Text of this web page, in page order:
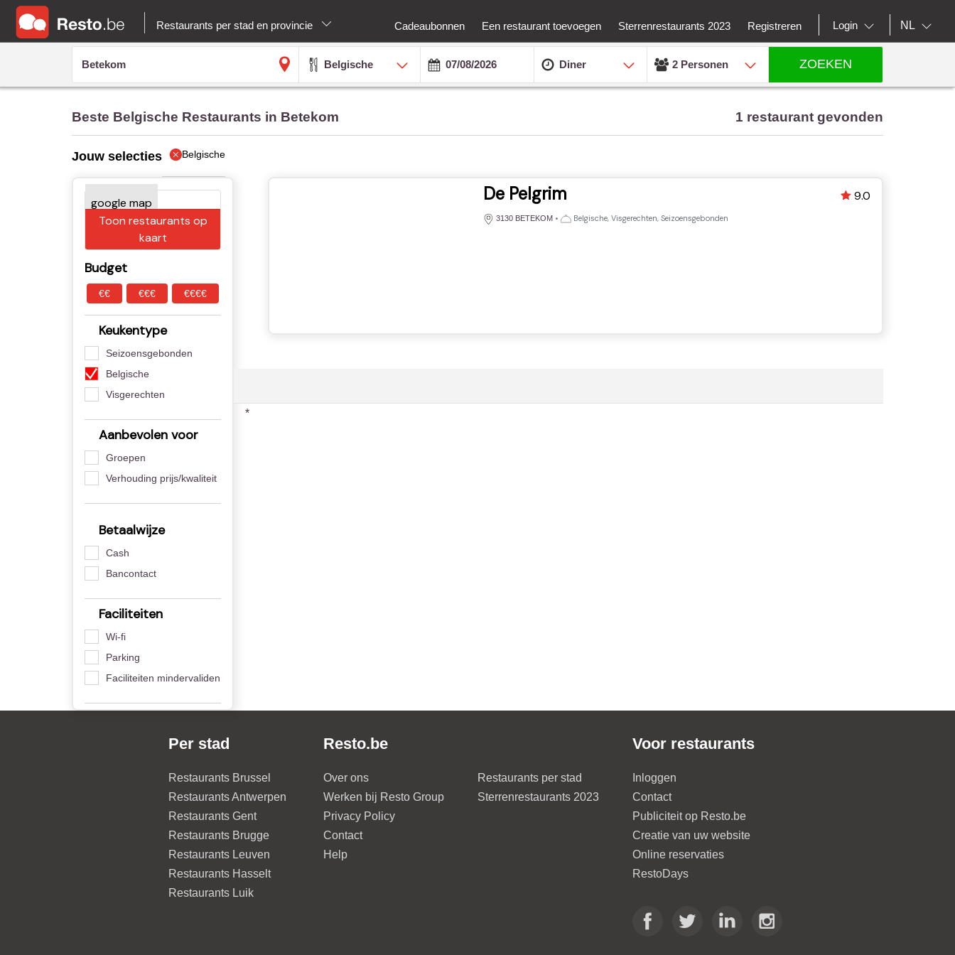
Restaurants per stad en provincie Cadeaubonnen Een restaurant toevoegen Sterrenrestaurants 2023 Registreren Login NL
Belgische Diner 2 Personen ZOEKEN
Beste Belgische Restaurants in Betekom 1 restaurant gevonden
Jouw selecties Belgische
Toon restaurants op
kaart
Budget
€€ €€€ €€€€
Keukentype
Seizoensgebonden
Belgische
Visgerechten
Aanbevolen voor
Groepen
Verhouding prijs/kwaliteit
Betaalwijze
Cash
Bancontact
Faciliteiten
Wi-fi
Parking
Faciliteiten mindervaliden
De Pelgrim
3130 BETEKOM • Belgische, Visgerechten, Seizoensgebonden
9.0
*
Per stad
Restaurants Brussel
Restaurants Antwerpen
Restaurants Gent
Restaurants Brugge
Restaurants Leuven
Restaurants Hasselt
Restaurants Luik
Resto.be
Over ons
Werken bij Resto Group
Privacy Policy
Contact
Help
Restaurants per stad
Sterrenrestaurants 2023
Voor restaurants
Inloggen
Contact
Publiciteit op Resto.be
Creatie van uw website
Online reservaties
RestoDays